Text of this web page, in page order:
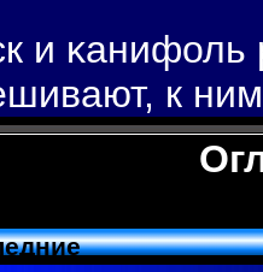
и κанифоль
к